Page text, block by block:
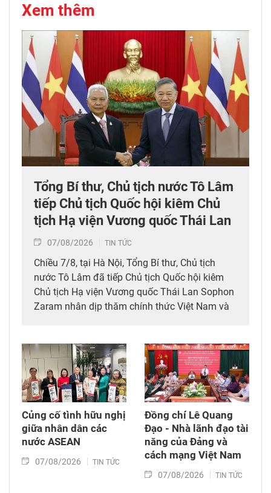
Xem thêm
Tổng Bí thư, Chủ tịch nước Tô Lâm
tiếp Chủ tịch Quốc hội kiêm Chủ
tịch Hạ viện Vương quốc Thái Lan
07/08/2026 TIN TỨC
Chiều 7/8, tại Hà Nội, Tổng Bí thư, Chủ tịch
nước Tô Lâm đã tiếp Chủ tịch Quốc hội kiêm
Chủ tịch Hạ viện Vương quốc Thái Lan Sophon
Zaram nhân dịp thăm chính thức Việt Nam và
(6/8/1976 – 6/8/2026).
Củng cố tình hữu nghị
giữa nhân dân các
nước ASEAN
07/08/2026 TIN TỨC
Đồng chí Lê Quang
Đạo - Nhà lãnh đạo tài
năng của Đảng và
cách mạng Việt Nam​
07/08/2026 TIN TỨC